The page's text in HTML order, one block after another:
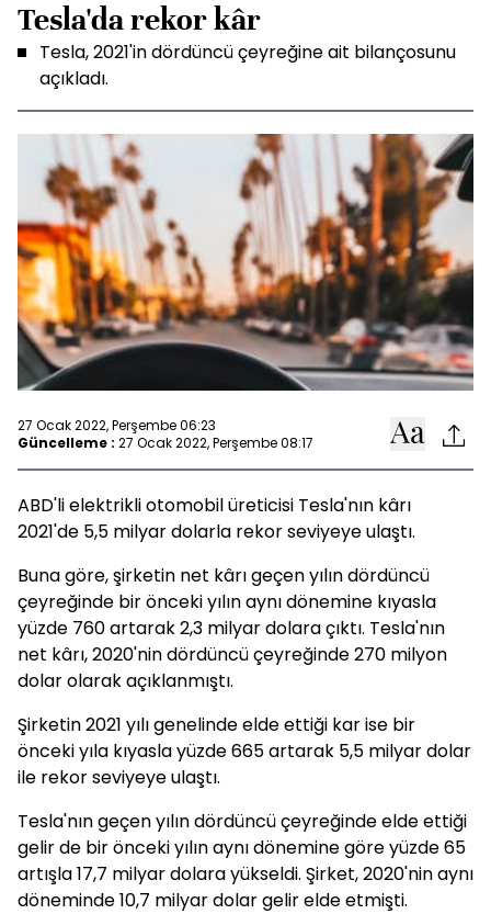
Tesla'da rekor kâr
Tesla, 2021'in dördüncü çeyreğine ait bilançosunu
açıkladı.
27 Ocak 2022, Perşembe 06:23
Güncelleme : 27 Ocak 2022, Perşembe 08:17
ABD'li elektrikli otomobil üreticisi Tesla'nın kârı
2021'de 5,5 milyar dolarla rekor seviyeye ulaştı.
Buna göre, şirketin net kârı geçen yılın dördüncü
çeyreğinde bir önceki yılın aynı dönemine kıyasla
yüzde 760 artarak 2,3 milyar dolara çıktı. Tesla'nın
net kârı, 2020'nin dördüncü çeyreğinde 270 milyon
dolar olarak açıklanmıştı.
Şirketin 2021 yılı genelinde elde ettiği kar ise bir
önceki yıla kıyasla yüzde 665 artarak 5,5 milyar dolar
ile rekor seviyeye ulaştı.
Tesla'nın geçen yılın dördüncü çeyreğinde elde ettiği
gelir de bir önceki yılın aynı dönemine göre yüzde 65
artışla 17,7 milyar dolara yükseldi. Şirket, 2020'nin aynı
döneminde 10,7 milyar dolar gelir elde etmişti.